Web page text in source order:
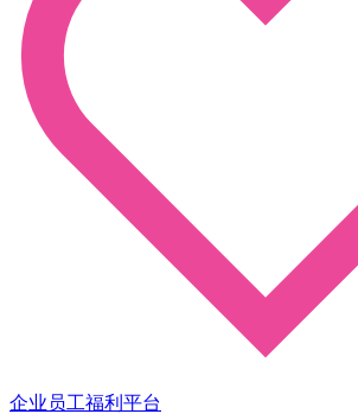
企业员工福利平台